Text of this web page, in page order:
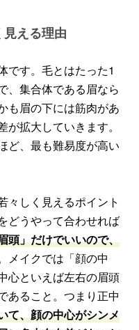
える理由
です。毛とはたった1
、集合体である眉なら
も眉の下には筋肉があ
拡大していきます。
ど、最も難易度が高い
々しく見えるポイント
どうやって合わせれば
頭」だけでいいので、
メイクでは「顔の中
心といえば左右の眉頭
あること。つまり正中
て、顔の中心がシンメ